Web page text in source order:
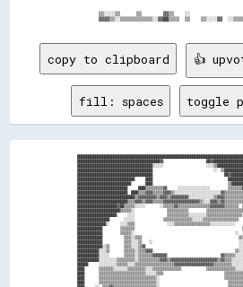
▒▒░░░░▒▒      ▒▒        ▓▓▒▒    ░░
copy to clipboard 👍
fill: spaces toggle
██████████████████████████████████████████████▓▓
██████████████████████████████████████████░░░░░░
██████████████████████████████████████████                                  ░░
██████████████████████████████████████████
████████████████████████████████      ████
██████████████████████████████        ████
████████████████████████████      ████▒▒▒▒▒▒▒▒▒▒▓▓      ░░░░░░░░░░░░░░░░░░
████████████████████████████
██████████████████████▓▓██▒▒▒▒▒▒░░░░░░        ░░▒▒▒▒▒▒▓▓▒▒▒▒▒▒▒▒▒▒▒▒▒▒▒▒▒▒▓▓▓▓▓▓▓▓▒▒▒▒▒▒▒▒
████████████████████████▒▒▒▒▒▒░░                  ▒▒▒▒▒▒▒▒▒▒▒▒
██████████████████████      ░░░░
██████████████████        ░░░░░░
████████████████░░      ░░░░▒▒▒▒                  ░░░░▒▒▒▒▒▒▒▒▒▒▒▒▒▒▒▒▒▒▒▒░░░░░░░░░░░░░░
██████████████          ▒▒▒▒▒▒▒▒
██████████████          ▒▒▒▒▒▒░░                                                        ░░
██████████████            ▒▒▒▒░░▒▒▒▒
██████████████            ▒▒▒▒░░░░▒▒    ░░
██████████████░░▒▒        ▒▒▒▒░░░░▒▒▓▓
████████████░░░░▒▒        ▒▒▒▒▒▒░░▒▒▒▒▓▓▓▓
████████████░░░░░░        ▒▒▒▒▒▒░░▒▒▒▒▒▒▒▒▓▓▓▓▓▓▓▓
██████
████        ▒▒▒▒▒▒▒▒░░░░░░░░▒▒▒▒▒▒▒▒▒▒░░░░▒▒▒▒▒▒▒▒▒▒▒▒▒▒▒▒
████        ▒▒▒▒▒▒▒▒▒▒▒▒▒▒▒▒▒▒▒▒▒▒▒▒▒▒░░░░░░▒▒▒▒
████        ▒▒▒▒▒▒▒▒▒▒▒▒▒▒▒▒▒▒▒▒▒▒▒▒▒▒▒▒▒▒▒▒░░
████        ▒▒▒▒▒▒▒▒▒▒▒▒▒▒▒▒▒▒▒▒▒▒▒▒▒▒▒▒▒▒▒▒░░